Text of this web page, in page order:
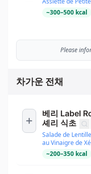
~300–500 kcal
Please
차가운 전채
베리 Label
셰리 식초
Salade de
au Vinaigre de
~200–350 kcal